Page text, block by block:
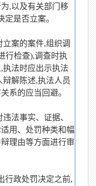
,以及有关部门移
定是否立案。
立案的案件,组织调
行检查),调查时执
执法时应出示执法
解陈述,执法人员
系的应当回避。
法事实、证据、
用、处罚种类和幅
理由等方面进行审
行政处罚决定之前,